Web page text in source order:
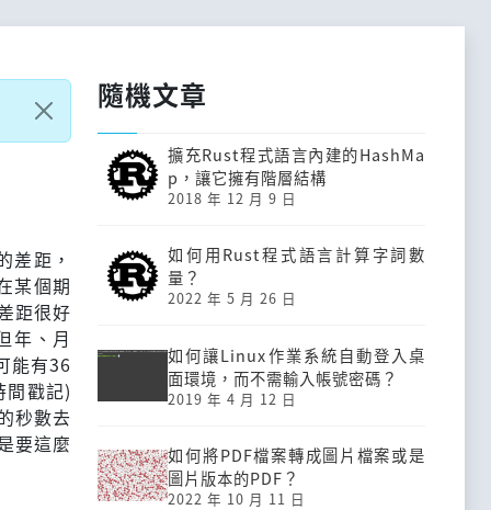
差距，
某個期
距很好
年、月
能有36
戳記)
秒數去
要這麼
隨機文章
擴充Rust程式語言內建的HashMa
p，讓它擁有階層結構
2018 年 12 月 9 日
如何用Rust程式語言計算字詞數
量？
2022 年 5 月 26 日
如何讓Linux作業系統自動登入桌
面環境，而不需輸入帳號密碼？
2019 年 4 月 12 日
如何將PDF檔案轉成圖片檔案或是
圖片版本的PDF？
2022 年 10 月 11 日